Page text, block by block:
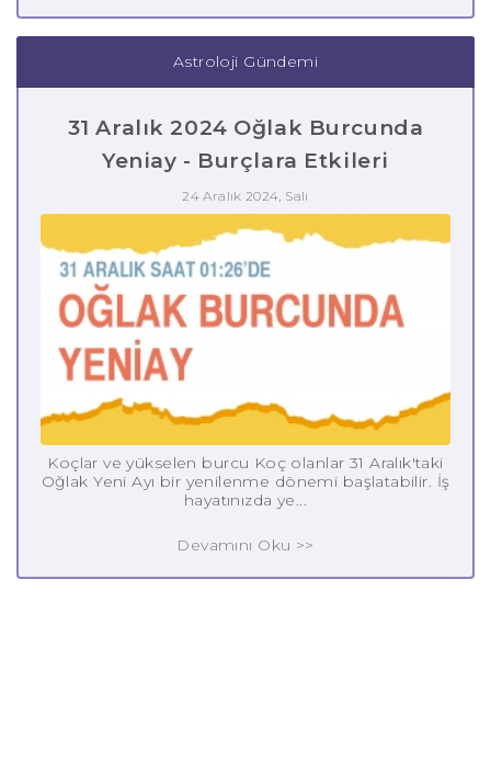
Astroloji Gündemi
31 Aralık 2024 Oğlak Burcunda
Yeniay - Burçlara Etkileri
24 Aralık 2024, Salı
Koçlar ve yükselen burcu Koç olanlar 31 Aralık'taki
Oğlak Yeni Ayı bir yenilenme dönemi başlatabilir. İş
hayatınızda ye...
Devamını Oku >>